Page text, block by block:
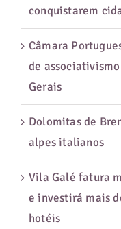
conquistarem
Câmara
de
Gerais
Dolomitas de
alpes italianos
Vila Galé fatura
e investirá mais
hotéis